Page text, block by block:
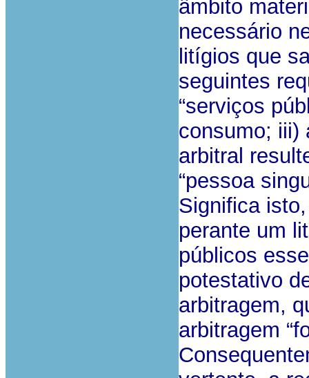
âmbito
necessário
litígios que
seguintes
“serviços
consumo; iii)
arbitral
“pessoa
Significa
perante um
públicos
potestativo
arbitragem,
arbitragem